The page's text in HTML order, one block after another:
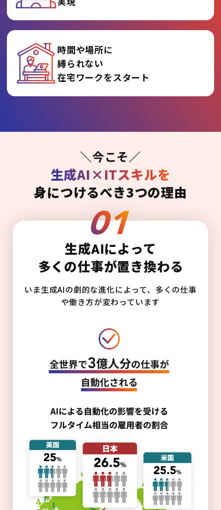
時間や場所に
縛られない
在宅ワークをスタート
＼今こそ／
生成AI×ITスキルを
身につけるべき3つの理由
生成AIによって
多くの仕事が置き換わる
いま生成AIの劇的な進化によって、多くの仕事
や働き方が変わっています